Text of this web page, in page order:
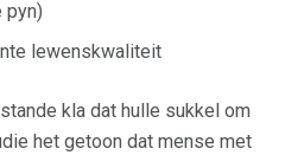
pyn)
lewenskwaliteit
kla dat hulle sukkel om
het getoon dat mense met